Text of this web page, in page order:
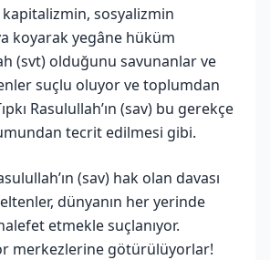
sosyalizmin
koyarak yegâne hüküm
(svt) olduğunu savunanlar ve
suçlu oluyor ve toplumdan
Rasulullah’ın (sav) bu gerekçe
tecrit edilmesi gibi.
(sav) hak olan davası
dünyanın her yerinde
etmekle suçlanıyor.
merkezlerine götürülüyorlar!